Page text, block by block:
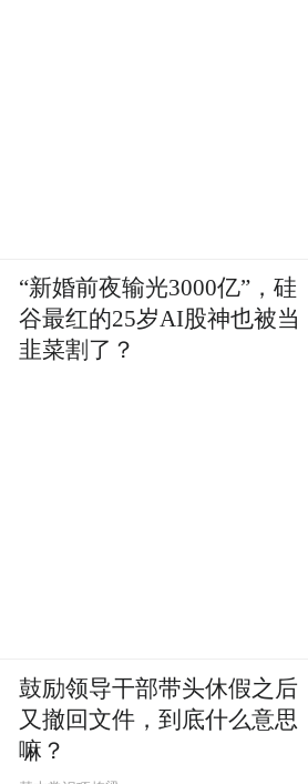
“新婚前夜输光3000亿”，硅
谷最红的25岁AI股神也被当
韭菜割了？
鼓励领导干部带头休假之后
又撤回文件，到底什么意思
嘛？